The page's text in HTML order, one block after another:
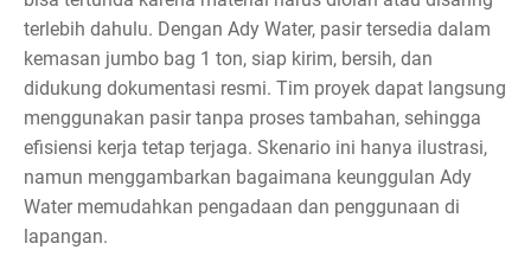
terlebih dahulu. Dengan Ady Water, pasir tersedia dalam
kemasan jumbo bag 1 ton, siap kirim, bersih, dan
didukung dokumentasi resmi. Tim proyek dapat langsung
menggunakan pasir tanpa proses tambahan, sehingga
efisiensi kerja tetap terjaga. Skenario ini hanya ilustrasi,
namun menggambarkan bagaimana keunggulan Ady
Water memudahkan pengadaan dan penggunaan di
lapangan.